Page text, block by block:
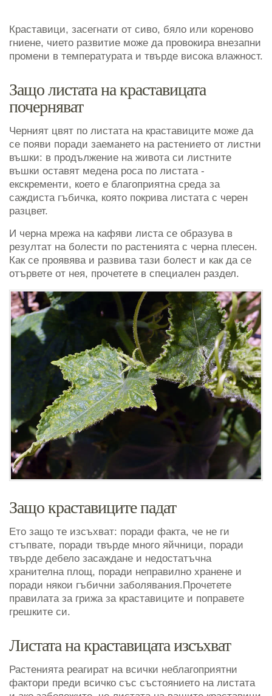
Краставици, засегнати от сиво, бяло или кореново
гниене, чието развитие може да провокира внезапни
промени в температурата и твърде висока влажност.
Защо листата на краставицата
почерняват
Черният цвят по листата на краставиците може да
се появи поради заемането на растението от листни
въшки: в продължение на живота си листните
въшки оставят медена роса по листата -
екскременти, което е благоприятна среда за
саждиста гъбичка, която покрива листата с черен
разцвет.
И черна мрежа на кафяви листа се образува в
резултат на болести по растенията с черна плесен.
Как се проявява и развива тази болест и как да се
отървете от нея, прочетете в специален раздел.
Защо краставиците падат
Ето защо те изсъхват: поради факта, че не ги
стъпвате, поради твърде много яйчници, поради
твърде дебело засаждане и недостатъчна
хранителна площ, поради неправилно хранене и
поради някои гъбични заболявания.Прочетете
правилата за грижа за краставиците и поправете
грешките си.
Листата на краставицата изсъхват
Растенията реагират на всички неблагоприятни
фактори преди всичко със състоянието на листата